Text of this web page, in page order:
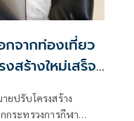
จากท่องเที่ยว
สร้างใหม่เสร็จ
ยปรับโครงสร้าง
กระทรวงการกีฬา